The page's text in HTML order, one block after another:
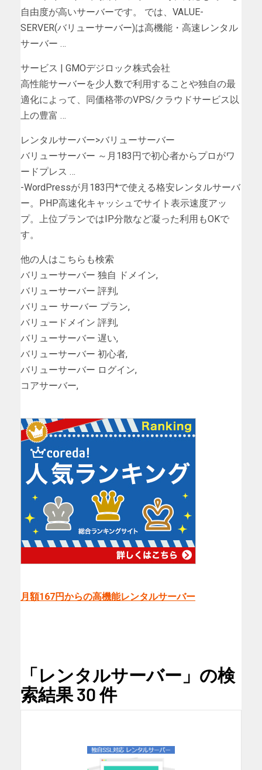
自由度が高いサーバーです。 では、VALUE-
SERVER(バリューサーバー)は高機能・高速レンタル
サーバー …
サービス | GMOデジロック株式会社
高性能サーバーを少人数で利用することや独自の最
適化によって、同価格帯のVPS/クラウドサービス以
上の豊富 …
レンタルサーバー>バリューサーバー
バリューサーバー ～月183円で初心者からプロがワ
ードプレス …
-WordPressが月183円*で使える格安レンタルサーバ
ー。PHP高速化キャッシュでサイト表示速度アッ
プ。上位プランではIP分散など凝った利用もOKで
す。
他の人はこちらも検索
バリューサーバー 独自 ドメイン,
バリューサーバー 評判,
バリュー サーバー プラン,
バリュードメイン 評判,
バリューサーバー 遅い,
バリューサーバー 初心者,
バリューサーバー ログイン,
コアサーバー,
月額167円からの高機能レンタルサーバー
「レンタルサーバー」の検
索結果 30 件